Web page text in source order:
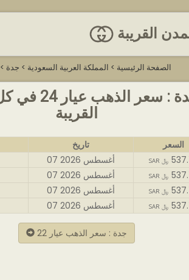
القريبة
الصفحة الرئيسية > المملكة العربية السعودية > جدة >
جدة : سعر
القريبة
تاريخ
السعر
07 أغسطس 2026 SAR ﷼
07 أغسطس 2026 SAR ﷼
07 أغسطس 2026 SAR ﷼
07 أغسطس 2026 SAR ﷼
جدة : سعر الذهب عيار 22